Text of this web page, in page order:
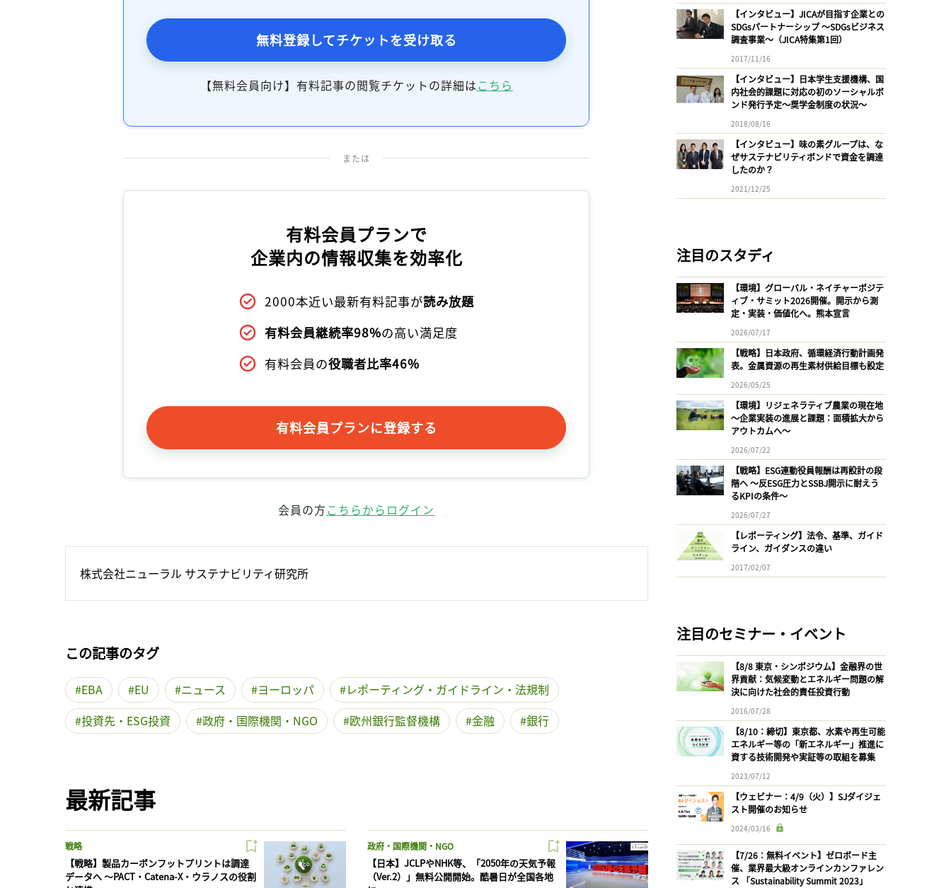
無料登録してチケットを受け取る
【無料会員向け】有料記事の閲覧チケットの詳細はこちら
または
有料会員プランで
企業内の情報収集を効率化
2000本近い最新有料記事が読み放題
有料会員継続率98%の高い満足度
有料会員の役職者比率46%
有料会員プランに登録する
会員の方こちらからログイン
株式会社ニューラル サステナビリティ研究所
この記事のタグ
EBA EU ニュース ヨーロッパ
レポーティング・ガイドライン・法規制
投資先・ESG投資
政府・国際機関・NGO 欧州銀行監督機構 金融 銀行
最新記事
戦略
【戦略】製品カーボンフットプリントは調達
データへ 〜PACT・Catena-X・ウラノスの役割
政府・国際機関・NGO
【日本】JCLPやNHK等、「2050年の天気予報
（Ver.2）」無料公開開始。酷暑日が全国各地
【インタビュー】JICAが目指す企業との
SDGsパートナーシップ 〜SDGsビジネス
調査事業〜（JICA特集第1回）
2017/11/16
【インタビュー】日本学生支援機構、国
内社会的課題に対応の初のソーシャルボ
ンド発行予定〜奨学金制度の状況〜
2018/08/16
【インタビュー】味の素グループは、な
ぜサステナビリティボンドで資金を調達
したのか？
2021/12/25
注目のスタディ
【環境】グローバル・ネイチャーポジテ
ィブ・サミット2026開催。開示から測
定・実装・価値化へ。熊本宣言
2026/07/17
【戦略】日本政府、循環経済行動計画発
表。金属資源の再生素材供給目標も設定
2026/05/25
【環境】リジェネラティブ農業の現在地
〜企業実装の進展と課題：面積拡大から
アウトカムへ〜
2026/07/22
【戦略】ESG連動役員報酬は再設計の段
階へ 〜反ESG圧力とSSBJ開示に耐えう
るKPIの条件〜
2026/07/27
【レポーティング】法令、基準、ガイド
ライン、ガイダンスの違い
2017/02/07
注目のセミナー・イベント
【8/8 東京・シンポジウム】金融界の世
界貢献：気候変動とエネルギー問題の解
決に向けた社会的責任投資行動
2016/07/28
【8/10：締切】東京都、水素や再生可能
エネルギー等の「新エネルギー」推進に
資する技術開発や実証等の取組を募集
2023/07/12
【ウェビナー：4/9（火）】SJダイジェ
スト開催のお知らせ
2024/03/16
【7/26：無料イベント】ゼロボード主
催、業界最大級オンラインカンファレン
ス 「Sustainability Summit 2023」